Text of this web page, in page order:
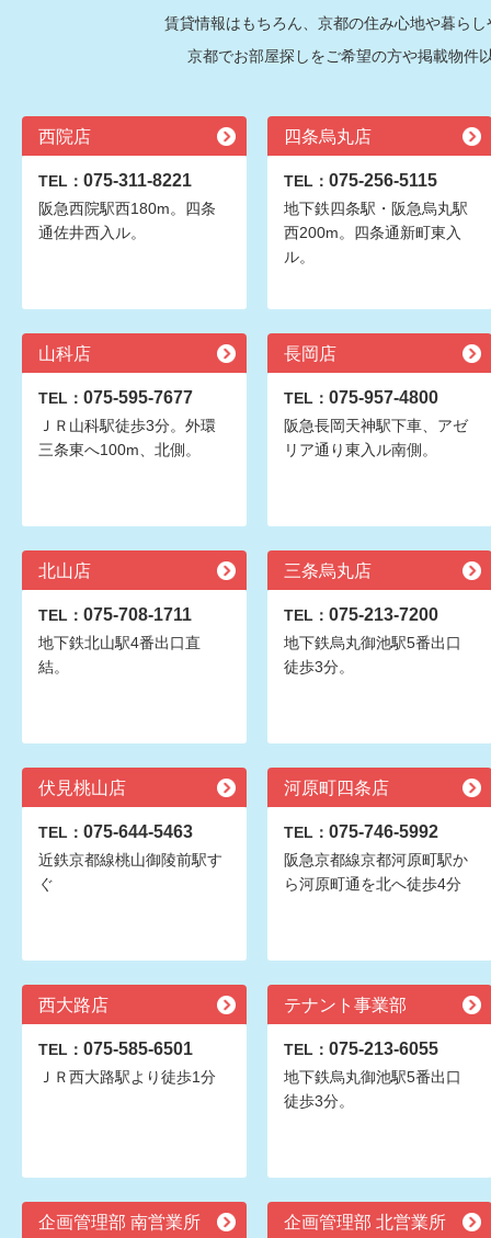
賃貸情報はもちろん、京都の住み心地や暮ら
京都でお部屋探しをご希望の方や掲載物件
西院店
TEL： 075-311-8221
阪急西院駅西180m。四条
通佐井西入ル。
四条烏丸店
TEL： 075-256-5115
地下鉄四条駅・阪急烏丸駅
西200m。四条通新町東入
ル。
山科店
TEL： 075-595-7677
ＪＲ山科駅徒歩3分。外環
三条東へ100m、北側。
長岡店
TEL： 075-957-4800
阪急長岡天神駅下車、アゼ
リア通り東入ル南側。
北山店
TEL： 075-708-1711
地下鉄北山駅4番出口直
結。
三条烏丸店
TEL： 075-213-7200
地下鉄烏丸御池駅5番出口
徒歩3分。
伏見桃山店
TEL： 075-644-5463
近鉄京都線桃山御陵前駅す
ぐ
河原町四条店
TEL： 075-746-5992
阪急京都線京都河原町駅か
ら河原町通を北へ徒歩4分
西大路店
TEL： 075-585-6501
ＪＲ西大路駅より徒歩1分
テナント事業部
TEL： 075-213-6055
地下鉄烏丸御池駅5番出口
徒歩3分。
企画管理部 南営業所 企画管理部 北営業所